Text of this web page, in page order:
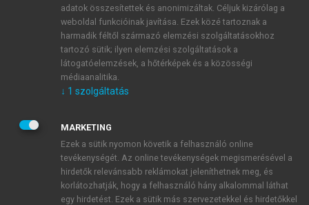
E-MAIL-CÍM
JELSZÓ
JELSZÓ ÚJRA
adatok összesítettek és anonimizáltak. Céljuk kizárólag a
weboldal funkcióinak javítása. Ezek közé tartoznak a
harmadik féltől származó elemzési szolgáltatásokhoz
tartozó sütik; ilyen elemzési szolgáltatások a
látogatóelemzések, a hőtérképek és a közösségi
médiaanalitika.
↓ 1 szolgáltatás
MARKETING
Ezek a sütik nyomon követik a felhasználó online
tevékenységét. Az online tevékenységek megismerésével a
hirdetők relevánsabb reklámokat jeleníthetnek meg, és
korlátozhatják, hogy a felhasználó hány alkalommal láthat
egy hirdetést. Ezek a sütik más szervezetekkel és hirdetőkkel